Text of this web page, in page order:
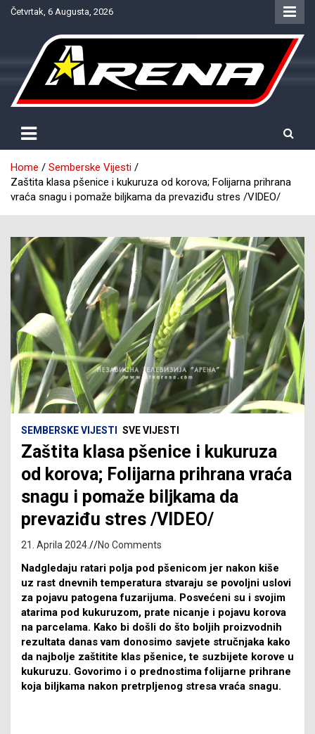
SkipČetvrtak, 6 Augusta, 2026
NTV Arena
Home
Semberske Vijesti
Zaštita klasa pšenice i kukuruza od korova; Folijarna prihrana
vraća snagu i pomaže biljkama da prevaziđu stres /VIDEO/
SEMBERSKE VIJESTI SVE VIJESTI
Zaštita klasa pšenice i kukuruza
od korova; Folijarna prihrana vraća
snagu i pomaže biljkama da
prevaziđu stres /VIDEO/
21. Aprila 2024. No Comments
Nadgledaju ratari polja pod pšenicom jer nakon kiše
uz rast dnevnih temperatura stvaraju se povoljni uslovi
za pojavu patogena fuzarijuma. Posvećeni su i svojim
atarima pod kukuruzom, prate nicanje i pojavu korova
na parcelama. Kako bi došli do što boljih proizvodnih
rezultata danas vam donosimo savjete stručnjaka kako
da najbolje zaštitite klas pšenice, te suzbijete korove u
kukuruzu. Govorimo i o prednostima folijarne prihrane
koja biljkama nakon pretrpljenog stresa vraća snagu.